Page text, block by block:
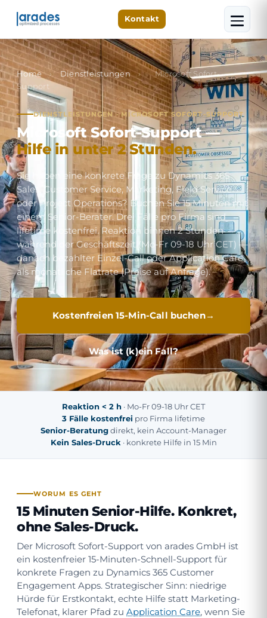
Kontakt
Home › Dienstleistungen ›
Microsoft Sofort-
Support
DIENSTLEISTUNGEN · MICROSOFT SOFORT-SUPPORT
Microsoft Sofort-Support —
Hilfe in unter 2 Stunden.
Sie haben eine konkrete Frage zu Dynamics 365
Sales, Customer Service, Marketing, Field Service
oder Project Operations? Buchen Sie 15 Minuten mit
einem Senior-Berater. Drei Fälle pro Firma sind
lifetime kostenfrei. Reaktion binnen 2 Stunden
während der Geschäftszeit (Mo-Fr 09-18 Uhr CET) —
danach bezahlter Einzel-Call oder Application Care
als monatliche Flatrate (Preise auf Anfrage).
Kostenfreien 15-Min-Call buchen
Was ist (k)ein Fall?
Reaktion < 2 h · Mo-Fr 09-18 Uhr CET
3 Fälle kostenfrei pro Firma lifetime
Senior-Beratung direkt, kein Account-Manager
Kein Sales-Druck· konkrete Hilfe in 15 Min
WORUM ES GEHT
15 Minuten Senior-Hilfe. Konkret,
ohne Sales-Druck.
Der Microsoft Sofort-Support von arades GmbH ist
ein kostenfreier 15-Minuten-Schnell-Support für
konkrete Fragen zu Dynamics 365 Customer
Engagement Apps. Strategischer Sinn: niedrige
Hürde für Erstkontakt, echte Hilfe statt Marketing-
Telefonat, klarer Pfad zu Application Care, wenn Sie